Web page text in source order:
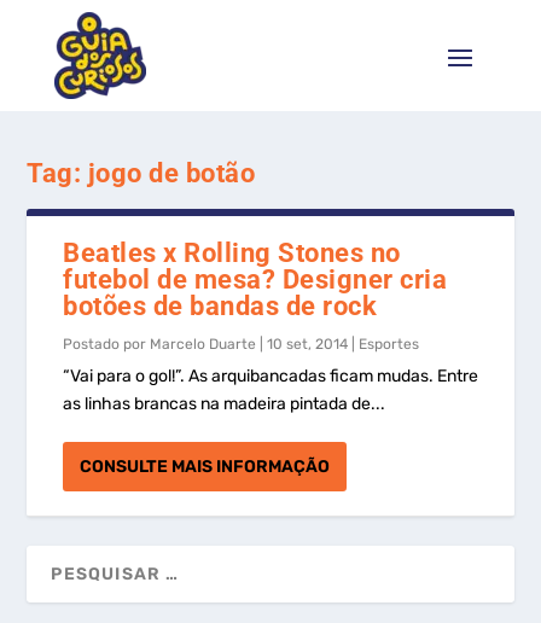
Tag: jogo de botão
Beatles x Rolling Stones no
futebol de mesa? Designer cria
botões de bandas de rock
Postado por Marcelo Duarte |10 set, 2014 Esportes
“Vai para o gol!”. As arquibancadas ficam mudas. Entre
as linhas brancas na madeira pintada de...
CONSULTE MAIS INFORMAÇÃO